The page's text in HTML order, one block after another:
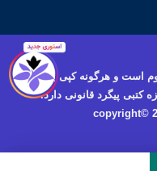
است و هرگونه کپی برداری و
کتبی پیگرد قانونی دارد.
copyright©